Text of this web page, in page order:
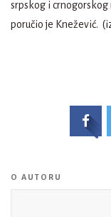
srpskog i crnogorskog
poručio je Knežević.
O AUTORU